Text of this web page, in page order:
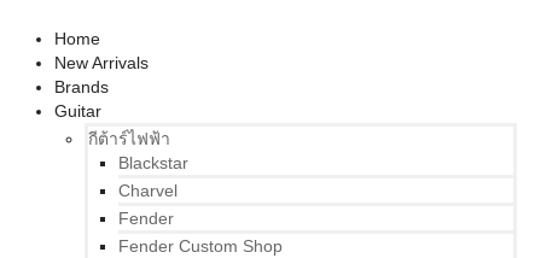
Home
New Arrivals
Brands
Guitar
กีต้าร์ไฟฟ้า
Blackstar
Charvel
Fender
Fender Custom Shop